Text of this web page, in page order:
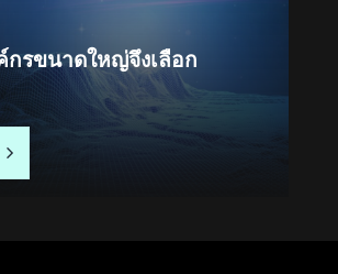
กรขนาดใหญ่จึงเลือก